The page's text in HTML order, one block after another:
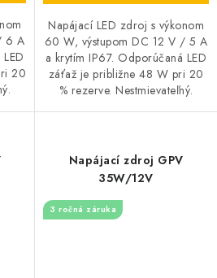
6 A
20
Napájací LED zdroj s výkonom
60 W, výstupom DC 12 V / 5 A
a krytím IP67. Odporúčaná LED
záťaž je približne 48 W pri 20
% rezerve. Nestmievateľný.
Napájací zdroj GPV
35W/12V
3 ročná záruka